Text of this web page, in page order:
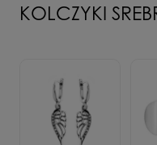
KOLCZYKI